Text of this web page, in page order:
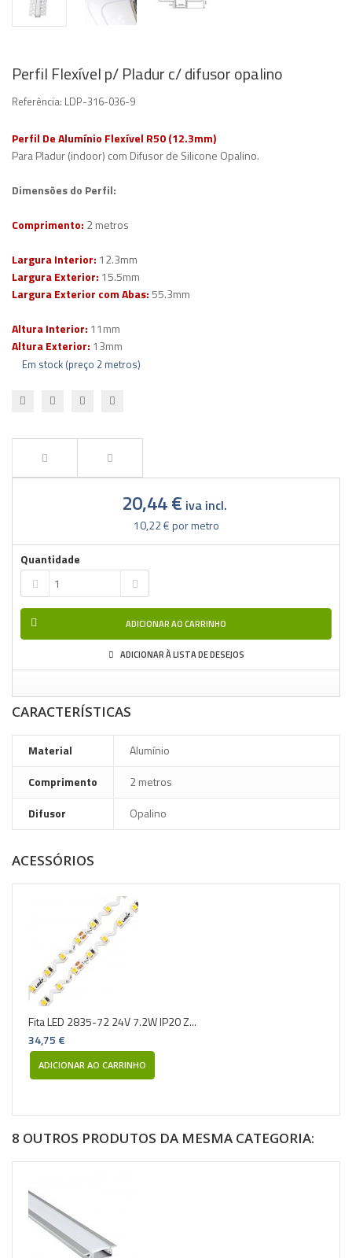
Perfil Flexível p/ Pladur c/ difusor opalino
Referência: LDP-316-036-9
Perfil De Alumínio Flexível R50 (12.3mm)
Para Pladur (indoor) com Difusor de Silicone Opalino.
Dimensões do Perfil:
Comprimento: 2 metros
Largura Interior: 12.3mm
Largura Exterior: 15.5mm
Largura Exterior com Abas:55.3mm
Altura Interior: 11mm
Altura Exterior: 13mm
Em stock (preço 2 metros)
20,44 € iva incl.
10,22 €por metro
Quantidade
ADICIONAR AO CARRINHO
ADICIONAR À LISTA DE DESEJOS
CARACTERÍSTICAS
Material
Alumínio
Comprimento
2 metros
Difusor
Opalino
ACESSÓRIOS
Fita LED 2835-72 24V 7.2W IP20 Z...
34,75 €
ADICIONAR AO CARRINHO
8 OUTROS PRODUTOS DA MESMA CATEGORIA: